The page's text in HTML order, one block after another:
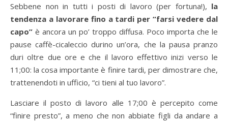
Sebbene non in tutti i posti di lavoro (per fortuna!), la
tendenza a lavorare fino a tardi per “farsi vedere dal
capo” è ancora un po’ troppo diffusa. Poco importa che le
pause caffè-cicaleccio durino un’ora, che la pausa pranzo
duri oltre due ore e che il lavoro effettivo inizi verso le
11;00: la cosa importante è finire tardi, per dimostrare che,
trattenendoti in ufficio, “ci tieni al tuo lavoro”.
Lasciare il posto di lavoro alle 17;00 è percepito come
“finire presto”, a meno che non abbiate figli da andare a